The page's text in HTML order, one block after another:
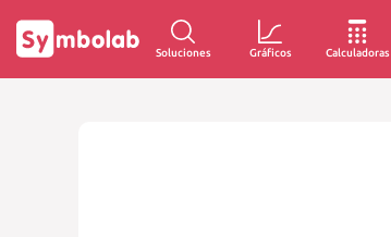
Soluciones Gráficos Calculadoras